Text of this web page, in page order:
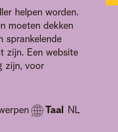
helpen worden.
moeten dekken
sprankelende
zijn. Een website
zijn, voor
Taal NL